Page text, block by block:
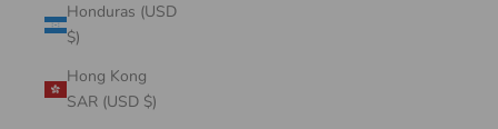
Honduras (USD
$)
Hong Kong
SAR (USD $)